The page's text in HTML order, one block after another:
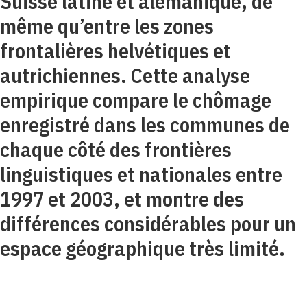
même qu’entre les zones
frontalières helvétiques et
autrichiennes. Cette analyse
empirique compare le chômage
enregistré dans les communes de
chaque côté des frontières
linguistiques et nationales entre
1997 et 2003, et montre des
différences considérables pour un
espace géographique très limité.